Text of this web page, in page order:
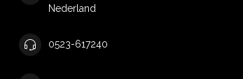
Nederland
0523-617240